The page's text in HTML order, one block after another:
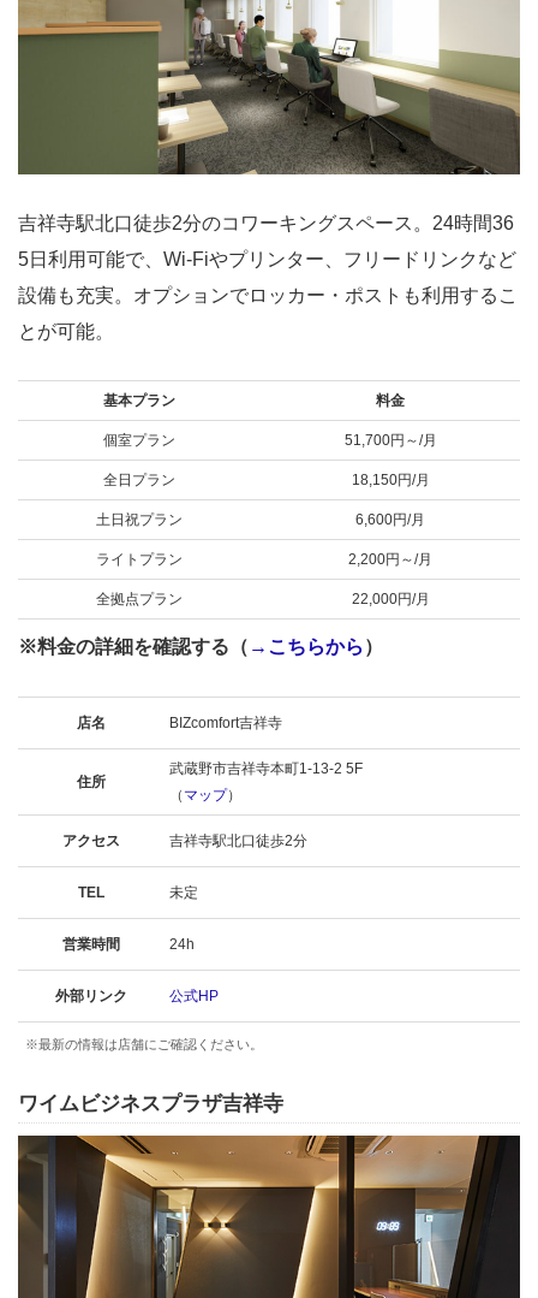
吉祥寺駅北口徒歩2分のコワーキングスペース。24時間36
5日利用可能で、Wi-Fiやプリンター、フリードリンクなど
設備も充実。オプションでロッカー・ポストも利用するこ
とが可能。
基本プラン 料金
個室プラン 51,700円～/月
全日プラン 18,150円/月
土日祝プラン 6,600円/月
ライトプラン 2,200円～/月
全拠点プラン 22,000円/月
※料金の詳細を確認する（ →こちらから ）
店名 BIZcomfort吉祥寺
住所
武蔵野市吉祥寺本町1-13-2 5F
（ マップ）
アクセス 吉祥寺駅北口徒歩2分
TEL 未定
営業時間 24h
外部リンク 公式HP
※最新の情報は店舗にご確認ください。
ワイムビジネスプラザ吉祥寺